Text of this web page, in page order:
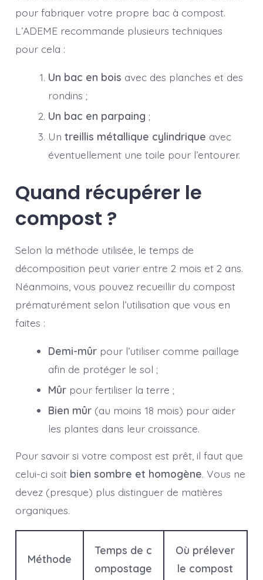
pour fabriquer votre propre bac à compost.
L’ADEME recommande plusieurs techniques
pour cela :
Un bac en bois avec des planches et des
rondins ;
Un bac en parpaing ;
Un treillis métallique cylindrique avec
éventuellement une toile pour l’entourer.
Quand récupérer le
compost ?
Selon la méthode utilisée, le temps de
décomposition peut varier entre 2 mois et 2 ans.
Néanmoins, vous pouvez recueillir du compost
prématurément selon l’utilisation que vous en
faites :
Demi-mûrpour l’utiliser comme paillage
afin de protéger le sol ;
Mûr pour fertiliser la terre ;
Bien mûr(au moins 18 mois) pour aider
les plantes dans leur croissance.
Pour savoir si votre compost est prêt, il faut que
celui-ci soit bien sombre et homogène. Vous ne
devez (presque) plus distinguer de matières
organiques.
Méthode
Temps de c
ompostage
Où prélever
le compost